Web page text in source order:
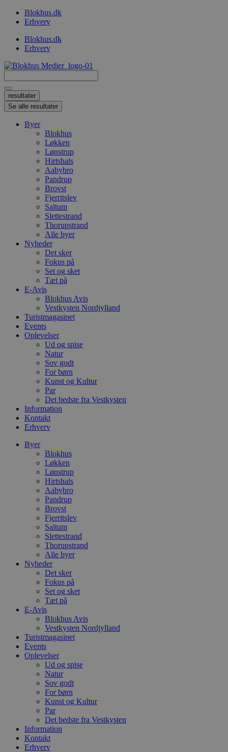
VidereBlokhus.dk
Erhverv
Blokhus.dk
Erhverv
...
resultater
Se alle resultater
Byer
Blokhus
Løkken
Lønstrup
Hirtshals
Aabybro
Pandrup
Brovst
Fjerritslev
Saltum
Slettestrand
Thorupstrand
Alle byer
Nyheder
Det sker
Fokus på
Set og sket
Tæt på
E-Avis
Blokhus Avis
Vestkysten Nordjylland
Turistmagasinet
Events
Oplevelser
Ud og spise
Natur
Sov godt
For børn
Kunst og Kultur
Par
Det bedste fra Vestkysten
Information
Kontakt
Erhverv
Byer
Blokhus
Løkken
Lønstrup
Hirtshals
Aabybro
Pandrup
Brovst
Fjerritslev
Saltum
Slettestrand
Thorupstrand
Alle byer
Nyheder
Det sker
Fokus på
Set og sket
Tæt på
E-Avis
Blokhus Avis
Vestkysten Nordjylland
Turistmagasinet
Events
Oplevelser
Ud og spise
Natur
Sov godt
For børn
Kunst og Kultur
Par
Det bedste fra Vestkysten
Information
Kontakt
Erhverv